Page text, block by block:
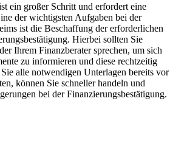
ein großer Schritt und erfordert eine
der wichtigsten Aufgaben bei der
ist die Beschaffung der erforderlichen
Hierbei sollten Sie
Ihrem Finanzberater sprechen, um sich
zu informieren und diese rechtzeitig
alle notwendigen Unterlagen bereits vor
können Sie schneller handeln und
bei der Finanzierungsbestätigung.